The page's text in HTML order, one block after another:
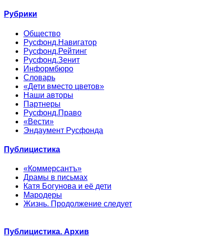
Рубрики
Общество
Русфонд.Навигатор
Русфонд.Рейтинг
Русфонд.Зенит
Информбюро
Словарь
«Дети вместо цветов»
Наши авторы
Партнеры
Русфонд.Право
«Вести»
Эндаумент Русфонда
Публицистика
«Коммерсантъ»
Драмы в письмах
Катя Богунова и её дети
Мародеры
Жизнь. Продолжение следует
Публицистика. Архив